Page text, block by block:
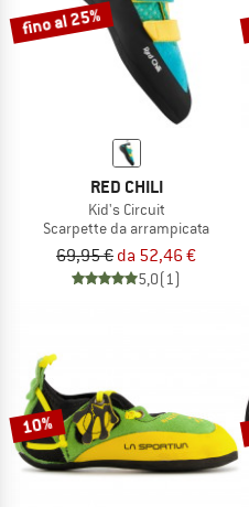
fino al 25%
RED CHILI
Kid's Circuit
Scarpette da arrampicata
69,95 € da 52,46 €
5,0(1)
10%